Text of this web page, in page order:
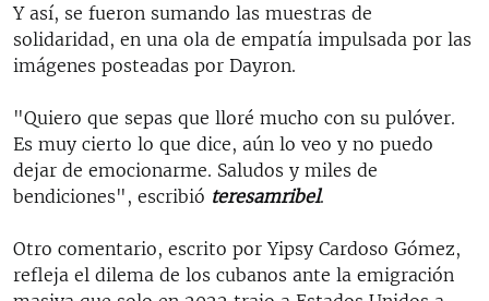
Y así, se fueron sumando las muestras de
solidaridad, en una ola de empatía impulsada por las
imágenes posteadas por Dayron.
"Quiero que sepas que lloré mucho con su pulóver.
Es muy cierto lo que dice, aún lo veo y no puedo
dejar de emocionarme. Saludos y miles de
bendiciones", escribió teresamribel.
Otro comentario, escrito por Yipsy Cardoso Gómez,
refleja el dilema de los cubanos ante la emigración